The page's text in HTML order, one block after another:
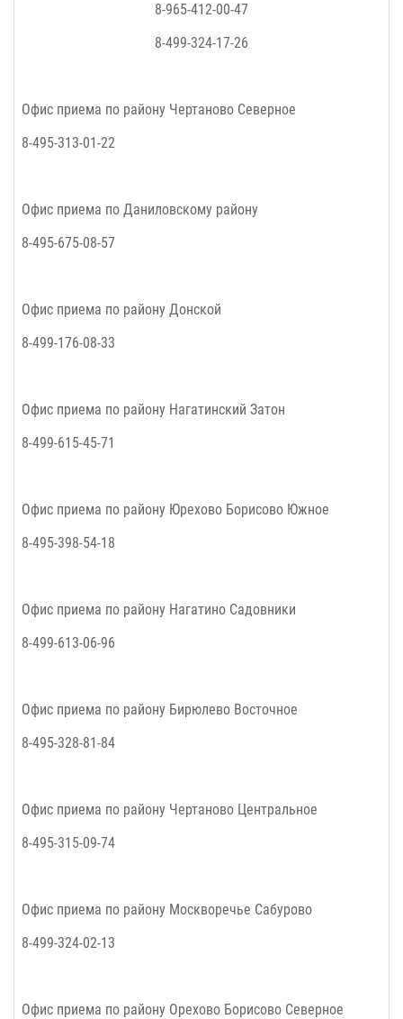
8-965-412-00-47
8-499-324-17-26
Офис приема по району Чертаново Северное
8-495-313-01-22
Офис приема по Даниловскому району
8-495-675-08-57
Офис приема по району Донской
8-499-176-08-33
Офис приема по району Нагатинский Затон
8-499-615-45-71
Офис приема по району Юрехово Борисово Южное
8-495-398-54-18
Офис приема по району Нагатино Садовники
8-499-613-06-96
Офис приема по району Бирюлево Восточное
8-495-328-81-84
Офис приема по району Чертаново Центральное
8-495-315-09-74
Офис приема по району Москворечье Сабурово
8-499-324-02-13
Офис приема по району Орехово Борисово Северное